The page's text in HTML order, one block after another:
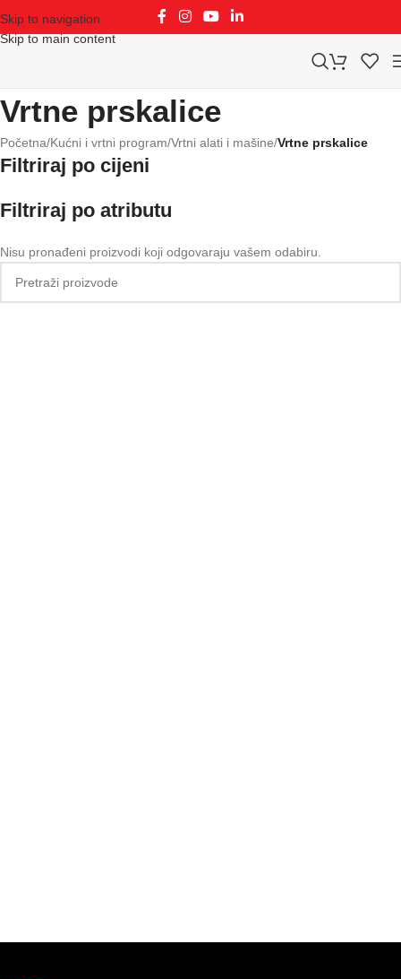
Skip to navigation
Skip to main content
Vrtne prskalice
Početna/Kućni i vrtni program/Vrtni alati i mašine/Vrtne prskalice
Filtriraj po cijeni
Filtriraj po atributu
Nisu pronađeni proizvodi koji odgovaraju vašem odabiru.